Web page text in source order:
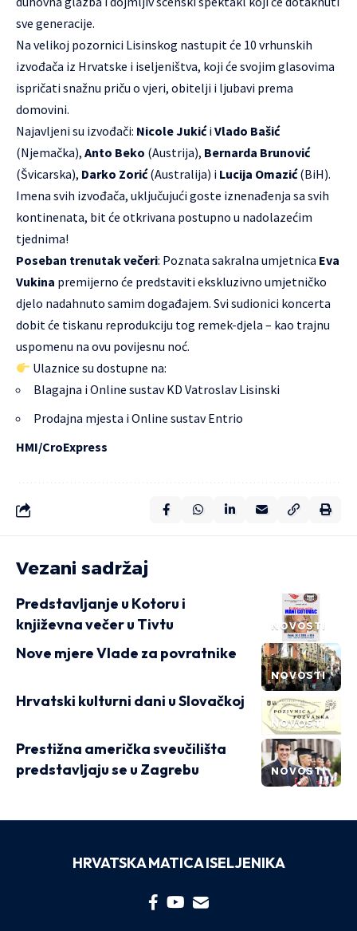
sve generacije.
Na velikoj pozornici Lisinskog nastupit će 10 vrhunskih
izvođača iz Hrvatske i iseljeništva, koji će svojim glasovima
ispričati snažnu priču o vjeri, obitelji i ljubavi prema
domovini.
Najavljeni su izvođači: Nicole JukićiVlado Bašić
(Njemačka), Anto Beko (Austrija), Bernarda Brunović
(Švicarska), Darko Zorić(Australija) i Lucija Omazić(BiH).
Imena svih izvođača, uključujući goste iznenađenja sa svih
kontinenata, bit će otkrivana postupno u nadolazećim
tjednima!
Poseban trenutak večeri: Poznata sakralna umjetnica Eva
Vukina premijerno će predstaviti ekskluzivno umjetničko
djelo nadahnuto samim događajem. Svi sudionici koncerta
dobit će tiskanu reprodukciju tog remek-djela – kao trajnu
uspomenu na ovu povijesnu noć.
Ulaznice su dostupne na:
Blagajna i Online sustavKD Vatroslav Lisinski
Prodajna mjesta i Online sustavEntrio
HMI/CroExpress
Vezani sadržaj
NOVOSTI
Predstavljanje u Kotoru i
književna večer u Tivtu
NOVOSTI
Nove mjere Vlade za povratnike
NOVOSTI
Hrvatski kulturni dani u Slovačkoj
NOVOSTI
Prestižna američka sveučilišta
predstavljaju se u Zagrebu
HRVATSKA MATICA ISELJENIKA